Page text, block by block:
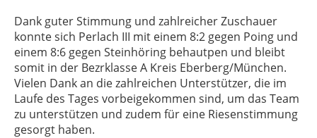
Dank guter Stimmung und zahlreicher Zuschauer
konnte sich Perlach III mit einem 8:2 gegen Poing und
einem 8:6 gegen Steinhöring behautpen und bleibt
somit in der Bezrklasse A Kreis Eberberg/München.
Vielen Dank an die zahlreichen Unterstützer, die im
Laufe des Tages vorbeigekommen sind, um das Team
zu unterstützen und zudem für eine Riesenstimmung
gesorgt haben.